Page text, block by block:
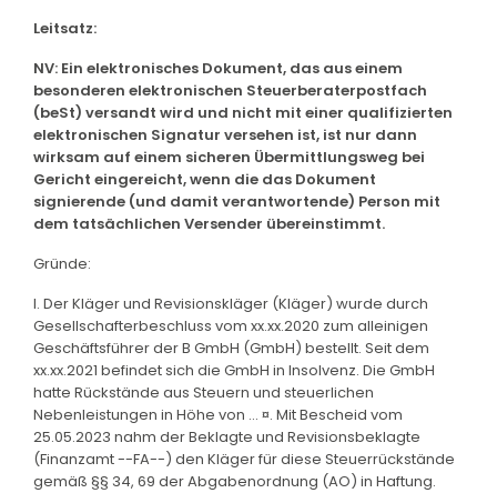
Leitsatz:
NV: Ein elektronisches Dokument, das aus einem
besonderen elektronischen Steuerberaterpostfach
(beSt) versandt wird und nicht mit einer qualifizierten
elektronischen Signatur versehen ist, ist nur dann
wirksam auf einem sicheren Übermittlungsweg bei
Gericht eingereicht, wenn die das Dokument
signierende (und damit verantwortende) Person mit
dem tatsächlichen Versender übereinstimmt.
Gründe:
I. Der Kläger und Revisionskläger (Kläger) wurde durch
Gesellschafterbeschluss vom xx.xx.2020 zum alleinigen
Geschäftsführer der B GmbH (GmbH) bestellt. Seit dem
xx.xx.2021 befindet sich die GmbH in Insolvenz. Die GmbH
hatte Rückstände aus Steuern und steuerlichen
Nebenleistungen in Höhe von ... ¤. Mit Bescheid vom
25.05.2023 nahm der Beklagte und Revisionsbeklagte
(Finanzamt --FA--) den Kläger für diese Steuerrückstände
gemäß §§ 34, 69 der Abgabenordnung (AO) in Haftung.